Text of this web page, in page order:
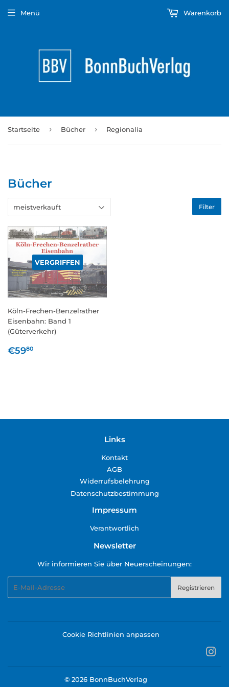
Menü Warenkorb
Startseite › Bücher › Regionalia
Bücher
Filter
VERGRIFFEN
Köln-Frechen-Benzelrather
Eisenbahn: Band 1
(Güterverkehr)
Normaler
€5980
Links
Kontakt
AGB
Widerrufsbelehrung
Datenschutzbestimmung
Impressum
Verantwortlich
Newsletter
Wir informieren Sie über Neuerscheinungen:
Registrieren
Cookie Richtlinien anpassen
© 2026 BonnBuchVerlag